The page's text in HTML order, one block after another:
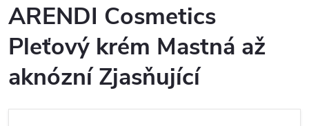
ARENDI Cosmetics
Pleťový krém Mastná až
aknózní Zjasňující